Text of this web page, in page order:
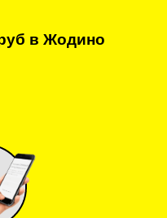
в Жодино